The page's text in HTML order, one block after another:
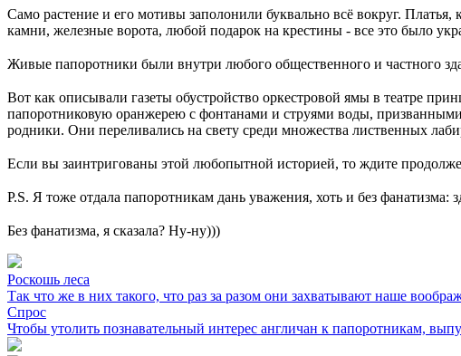
Само растение и его мотивы заполонили буквально всё вокруг.
камни, железные ворота, любой подарок на крестины - все это было
Живые папоротники были внутри любого общественного и частного
Вот как описывали газеты обустройство оркестровой ямы в театре
папоротниковую оранжерею с фонтанами и струями воды,
родники. Они переливались на свету среди множества лиственных
Если вы заинтригованы этой любопытной историей, то ждите
P.S. Я тоже отдала папоротникам дань уважения, хоть и без
Без фанатизма, я сказала? Ну-ну)))
Роскошь леса
Так что же в них такого, что раз за разом они захватывают наше
Спрос
Чтобы утолить познавательный интерес англичан к папоротникам,